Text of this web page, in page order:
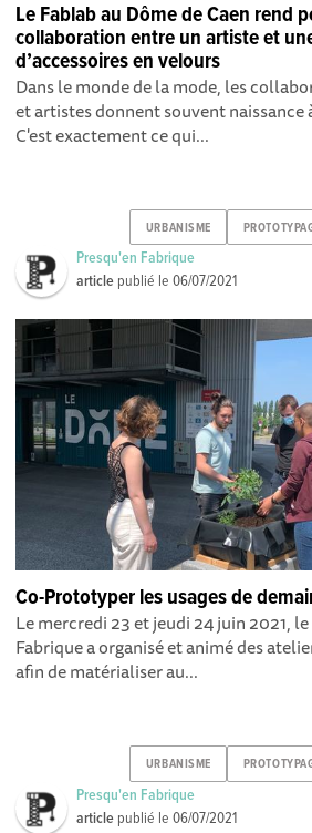
Le Fablab au Dôme de Caen rend
collaboration entre un artiste et
d’accessoires en velours
Dans le monde de la mode, les
et artistes donnent souvent naissance
C'est exactement ce qui...
URBANISME
Presqu'en Fabrique
article publié le06/07/2021
Co-Prototyper les usages de
Le mercredi 23 et jeudi 24 juin 2021,
Fabrique a organisé et animé des
afin de matérialiser au...
URBANISME
Presqu'en Fabrique
article publié le06/07/2021